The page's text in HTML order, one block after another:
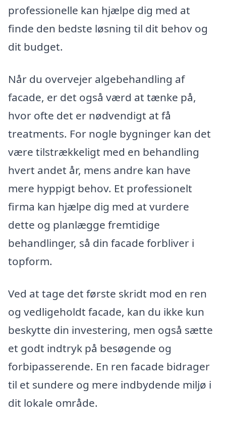
professionelle kan hjælpe dig med at
finde den bedste løsning til dit behov og
dit budget.
Når du overvejer algebehandling af
facade, er det også værd at tænke på,
hvor ofte det er nødvendigt at få
treatments. For nogle bygninger kan det
være tilstrækkeligt med en behandling
hvert andet år, mens andre kan have
mere hyppigt behov. Et professionelt
firma kan hjælpe dig med at vurdere
dette og planlægge fremtidige
behandlinger, så din facade forbliver i
topform.
Ved at tage det første skridt mod en ren
og vedligeholdt facade, kan du ikke kun
beskytte din investering, men også sætte
et godt indtryk på besøgende og
forbipasserende. En ren facade bidrager
til et sundere og mere indbydende miljø i
dit lokale område.